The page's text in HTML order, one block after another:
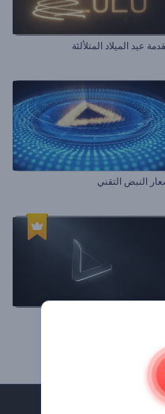
عيد الميلاد المتلألئة
النبض التقني